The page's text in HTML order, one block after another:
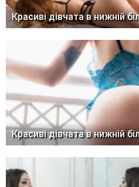
Красиві дівчата в нижній
Красиві дівчата в нижній